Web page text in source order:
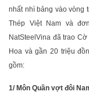
nhất nhì bảng vào vòng
Thép Việt Nam và
NatSteelVina đã trao
Hoa và gần 20 triệu
gồm:
1/ Môn Quần vợt đôi